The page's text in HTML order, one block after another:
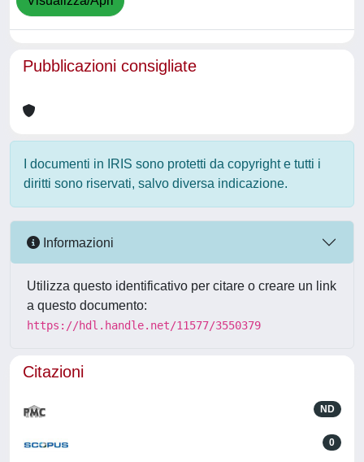
Pubblicazioni consigliate
I documenti in IRIS sono protetti da copyright e tutti i
diritti sono riservati, salvo diversa indicazione.
Informazioni
Utilizza questo identificativo per citare o creare un link
a questo documento:
https://hdl.handle.net/11577/3550379
Citazioni
ND
0